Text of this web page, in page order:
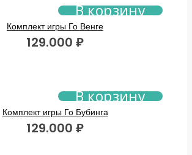
В корзину
Комплект игры Го Венге
129.000 ₽
В корзину
Комплект игры Го Бубинга
129.000 ₽